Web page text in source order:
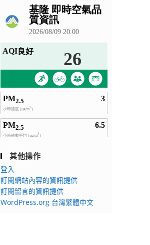
其他操作
登入
訂閱網站內容的資訊提供
訂閱留言的資訊提供
WordPress.org 台灣繁體中文